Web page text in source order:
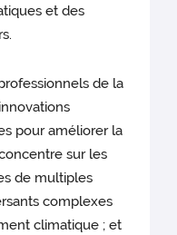
et des
de la
pour améliorer la
sur les
de multiples
complexes
climatique ; et